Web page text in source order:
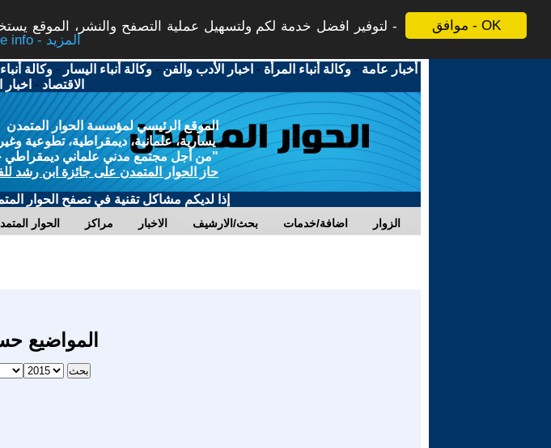
موافق - OK
لتوفير افضل خدمة لكم ولتسهيل عملية التصفح والنشر، الموقع
More info - المزيد
أخبار عامة -وكالة أنباء المرأة - اخبار الأدب والفن -وكالة أنباء اليسار -وكالة
الاقتصاد -
الموقع الرئيسي لمؤسسة الحوار المتمدن
يسارية، علمانية، ديمقراطية، تطوعية
"من أجل مجتمع مدني علماني ديمقراطي
حاز الحوار المتمدن على جائزة ابن رشد
إذا لديكم مشاكل تقنية في تصفح الحوار
الحوار مراكز الاخبار بحث/الارشيف اضافة/خدمات الزوار
المواضيع